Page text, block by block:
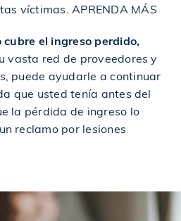
víctimas. APRENDA MÁS
el ingreso perdido,
vasta red de proveedores y
puede ayudarle a continuar
que usted tenía antes del
la pérdida de ingreso lo
reclamo por lesiones
un accidente de construcción
de construcción